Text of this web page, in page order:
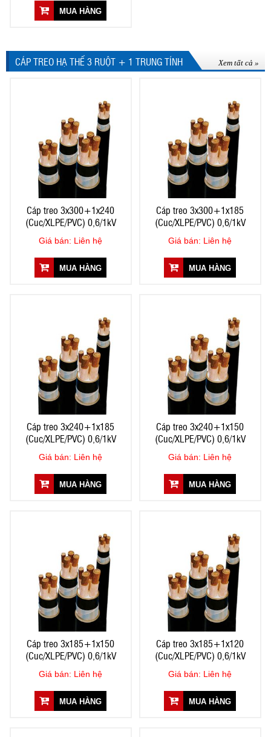
MUA HÀNG
CÁP TREO HẠ THẾ 3 RUỘT + 1 TRUNG TÍNH Xem tất cả »
Cáp treo 3x300+1x240
(Cuc/XLPE/PVC) 0,6/1kV
Giá bán: Liên hệ
MUA HÀNG
Cáp treo 3x300+1x185
(Cuc/XLPE/PVC) 0,6/1kV
Giá bán: Liên hệ
MUA HÀNG
Cáp treo 3x240+1x185
(Cuc/XLPE/PVC) 0,6/1kV
Giá bán: Liên hệ
MUA HÀNG
Cáp treo 3x240+1x150
(Cuc/XLPE/PVC) 0,6/1kV
Giá bán: Liên hệ
MUA HÀNG
Cáp treo 3x185+1x150
(Cuc/XLPE/PVC) 0,6/1kV
Giá bán: Liên hệ
MUA HÀNG
Cáp treo 3x185+1x120
(Cuc/XLPE/PVC) 0,6/1kV
Giá bán: Liên hệ
MUA HÀNG